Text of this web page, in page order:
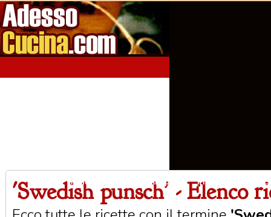
Home Antipasti Primi Piatti
'Swedish punsch' - Elenco